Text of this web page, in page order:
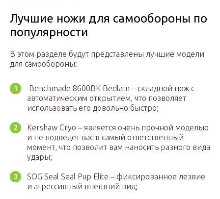
Лучшие ножи для самообороны по
популярности
В этом разделе будут представлены лучшие модели
для самообороны:
Benchmade 8600BK Bedlam – складной нож с
автоматическим открытием, что позволяет
использовать его довольно быстро;
Kershaw Cryo – является очень прочной моделью
и не подведет вас в самый ответственный
момент, что позволит вам наносить разного вида
удары;
SOG Seal Seal Pup Elite – фиксированное лезвие
и агрессивный внешний вид;